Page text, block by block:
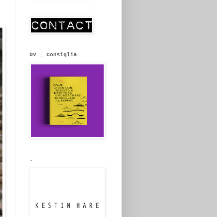
DV _ Consiglia
.